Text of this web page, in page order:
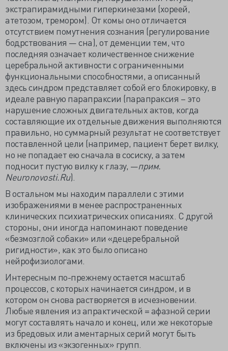
экстрапирамидными гиперкинезами (хореей,
атетозом, тремором). От комы оно отличается
отсутствием помутнения сознания (регулирование
бодрствования — сна), от деменции тем, что
последняя означает количественное снижение
церебральной активности с ограниченными
функциональными способностями, а описанный
здесь синдром представляет собой его блокировку, в
идеале равную парапраксии (парапраксия – это
нарушение сложных двигательных актов, когда
составляющие их отдельные движения выполняются
правильно, но суммарный результат не соответствует
поставленной цели (например, пациент берет вилку,
но не попадает ею сначала в сосиску, а затем
подносит пустую вилку к глазу, —прим.
Neuronovosti.Ru).
В остальном мы находим параллели с этими
изображениями в менее распространенных
клинических психиатрических описаниях. С другой
стороны, они иногда напоминают поведение
«безмозглой собаки» или «децеребральной
ригидности», как это было описано
нейрофизиологами.
Интересным по-прежнему остается масштаб
процессов, с которых начинается синдром, и в
котором он снова растворяется в исчезновении.
Любые явления из апрактической = афазной серии
могут составлять начало и конец, или же некоторые
из бредовых или аментарных серий могут быть
включены из «экзогенных» групп.